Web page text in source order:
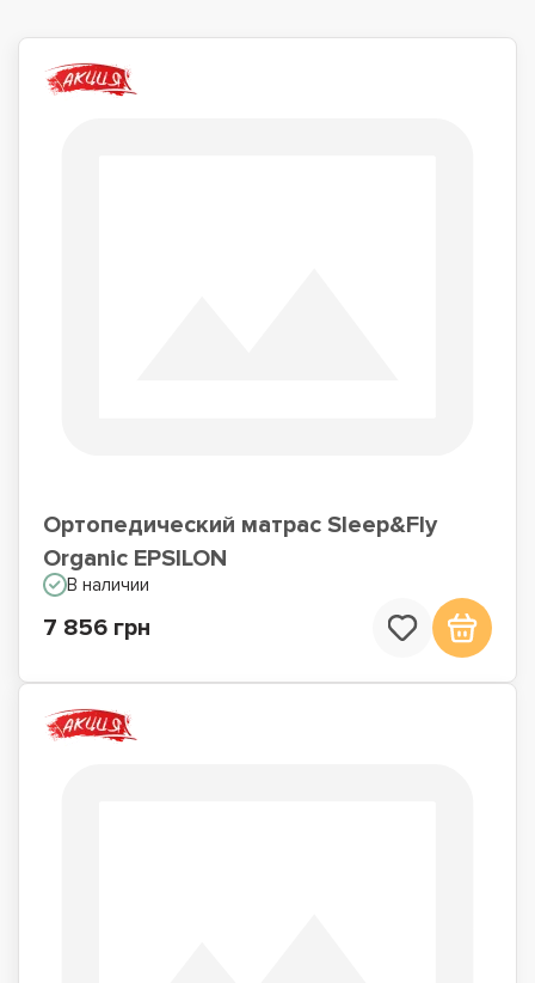
Ортопедический матрас Sleep&Fly
Organic EPSILON
В наличии
7 856 грн